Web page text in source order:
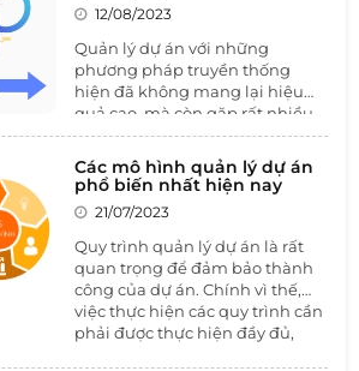
12/08/2023
Quản lý dự án với những
phương pháp truyền thống
hiện đã không mang lại hiệu
quả cao, mà còn gặp rất nhiều
trở ngại, gây khó khăn và sai sót
trong quá trình xử lý công việc.
Phần mềm quản lý dự ánđược
xây dựng dựa trên các đặc điểm
và yêu cầu của từng ban quản
lý dự án.
Các mô hình quản lý dự án
phổ biến nhất hiện nay
21/07/2023
Quy trình quản lý dự án là rất
quan trọng để đảm bảo thành
công của dự án. Chính vì thế,
việc thực hiện các quy trình cần
phải được thực hiện đầy đủ,